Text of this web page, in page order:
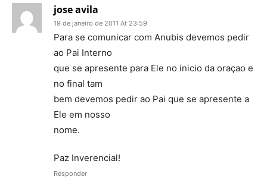
jose avila
19 de janeiro de 2011 At 23:59
Para se comunicar com Anubis devemos pedir
ao Pai Interno
que se apresente para Ele no inicio da oraçao e
no final tam
bem devemos pedir ao Pai que se apresente a
Ele em nosso
nome.
Paz Inverencial!
Responder